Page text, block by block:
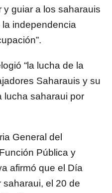
y guiar a los saharauis
la independencia
“la lucha de la
Saharauis y su
lucha saharaui por
General del
Pública y
afirmó que el Día
saharaui, el 20 de